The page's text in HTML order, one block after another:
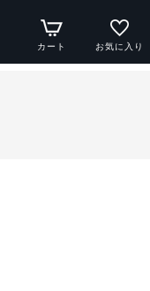
カート お気に入り